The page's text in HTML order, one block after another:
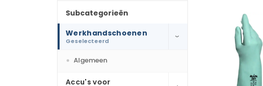
Subcategorieën
Werkhandschoenen
Geselecteerd
›
Algemeen
Accu's voor